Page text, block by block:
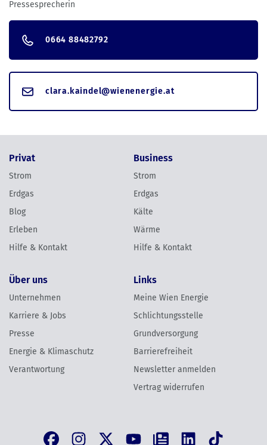
Pressesprecherin
0664 88482792
clara.kaindel@wienenergie.at
Privat
Strom
Erdgas
Blog
Erleben
Hilfe & Kontakt
Business
Strom
Erdgas
Kälte
Wärme
Hilfe & Kontakt
Über uns
Unternehmen
Karriere & Jobs
Presse
Energie & Klimaschutz
Verantwortung
Links
Meine Wien Energie
Schlichtungsstelle
Grundversorgung
Barrierefreiheit
Newsletter anmelden
Vertrag widerrufen